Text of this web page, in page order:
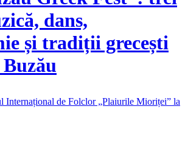
dans,
și tradiții grecești